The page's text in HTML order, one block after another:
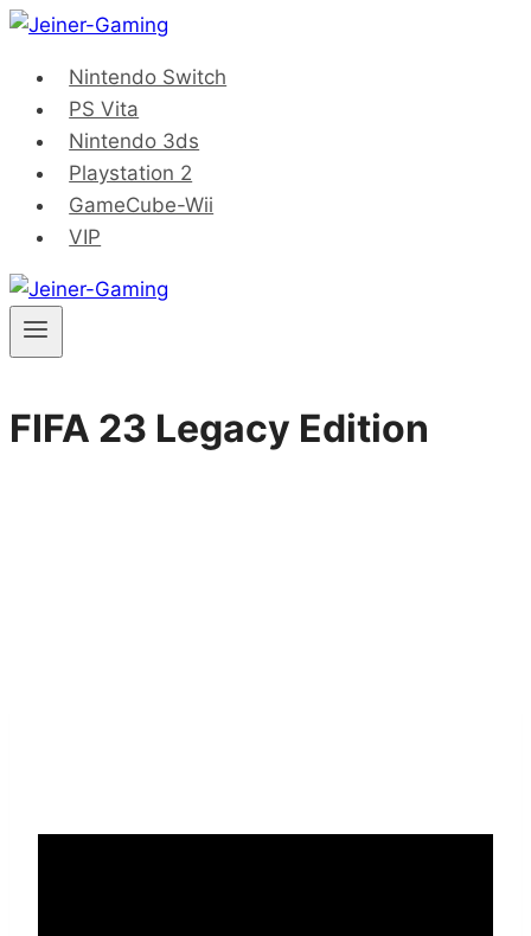
Saltar
contenidoNintendo Switch
PS Vita
Nintendo 3ds
Playstation 2
GameCube-Wii
VIP
FIFA 23 Legacy Edition